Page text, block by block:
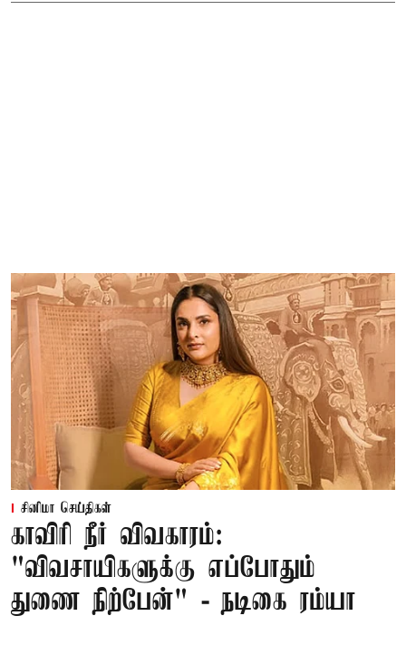
சினிமா செய்திகள்
காவிரி நீர் விவகாரம்:
"விவசாயிகளுக்கு எப்போதும்
துணை நிற்பேன்" - நடிகை ரம்யா